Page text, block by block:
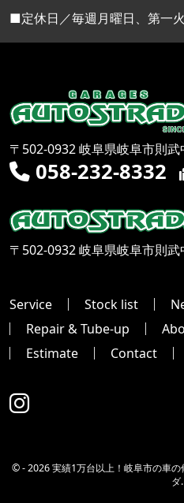
■定休日／毎週月曜日、第一
〒502-0932 岐阜県岐阜市則
058-232-8332
〒502-0932 岐阜県岐阜市則
Service Stock list
Repair & Tube-up
Estimate
Contact
© -2026 実績1万台以上！岐阜市の車
ダ.